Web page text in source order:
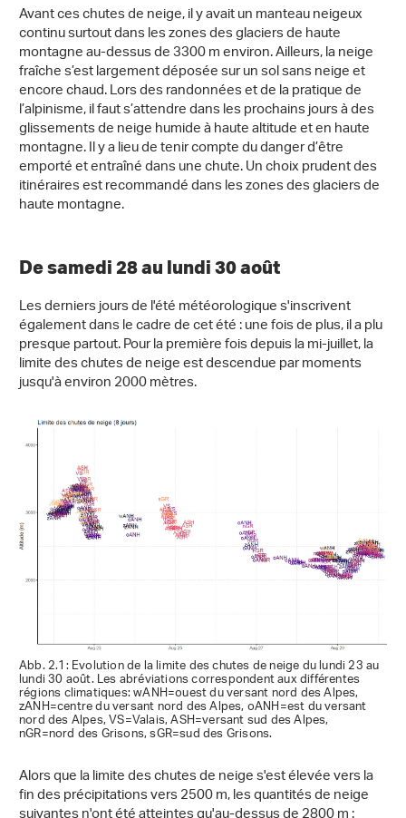
Avant ces chutes de neige, il y avait un manteau neigeux
continu surtout dans les zones des glaciers de haute
montagne au-dessus de 3300 m environ. Ailleurs, la neige
fraîche s’est largement déposée sur un sol sans neige et
encore chaud. Lors des randonnées et de la pratique de
l’alpinisme, il faut s’attendre dans les prochains jours à des
glissements de neige humide à haute altitude et en haute
montagne. Il y a lieu de tenir compte du danger d’être
emporté et entraîné dans une chute. Un choix prudent des
itinéraires est recommandé dans les zones des glaciers de
haute montagne.
De samedi 28 au lundi 30 août
Les derniers jours de l'été météorologique s'inscrivent
également dans le cadre de cet été : une fois de plus, il a plu
presque partout. Pour la première fois depuis la mi-juillet, la
limite des chutes de neige est descendue par moments
jusqu'à environ 2000 mètres.
Abb. 2.1: Evolution de la limite des chutes de neige du lundi 23 au
lundi 30 août. Les abréviations correspondent aux différentes
régions climatiques: wANH=ouest du versant nord des Alpes,
zANH=centre du versant nord des Alpes, oANH=est du versant
nord des Alpes, VS=Valais, ASH=versant sud des Alpes,
nGR=nord des Grisons, sGR=sud des Grisons.
Alors que la limite des chutes de neige s'est élevée vers la
fin des précipitations vers 2500 m, les quantités de neige